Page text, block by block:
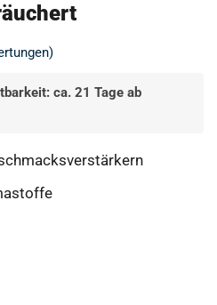
ca. 21 Tage ab